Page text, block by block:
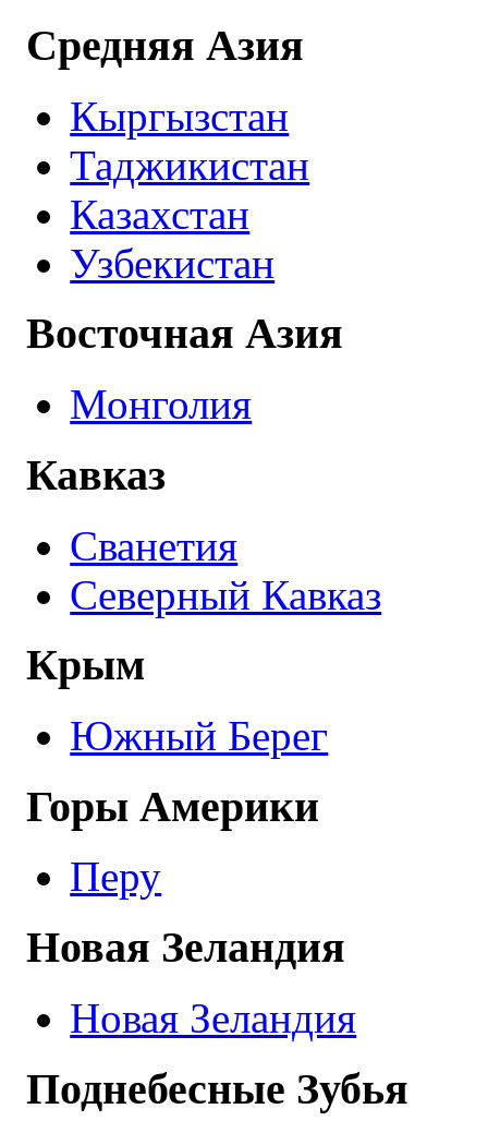
Средняя Азия
Кыргызстан
Таджикистан
Казахстан
Узбекистан
Восточная Азия
Монголия
Кавказ
Сванетия
Северный Кавказ
Крым
Южный Берег
Горы Америки
Перу
Новая Зеландия
Новая Зеландия
Поднебесные Зубья